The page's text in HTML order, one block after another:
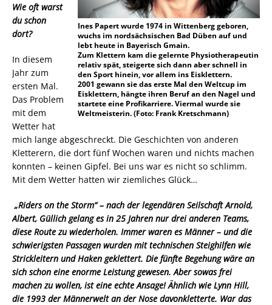
Ines Papert wurde 1974 in Wittenberg geboren,
wuchs im nordsächsischen Bad Düben auf und
lebt heute in Bayerisch Gmain.
Zum Klettern kam die gelernte Physiotherapeutin
relativ spät, steigerte sich dann aber schnell in
den Sport hinein, vor allem ins Eisklettern.
2001 gewann sie das erste Mal den Weltcup im
Eisklettern, hängte ihren Beruf an den Nagel und
startete eine Profikarriere. Viermal wurde sie
Weltmeisterin. (Foto: Frank Kretschmann)
Wie oft warst
du schon
dort?
In diesem
Jahr zum
ersten Mal.
Das Problem
mit dem
Wetter hat
mich lange abgeschreckt. Die Geschichten von anderen
Kletterern, die dort fünf Wochen waren und nichts machen
konnten – keinen Gipfel. Bei uns war es nicht so schlimm.
Mit dem Wetter hatten wir ziemliches Glück…
„Riders on the Storm“ – nach der legendären Seilschaft Arnold,
Albert, Güllich gelang es in 25 Jahren nur drei anderen Teams,
diese Route zu wiederholen. Immer waren es Männer – und die
schwierigsten Passagen wurden mit technischen Steighilfen wie
Strickleitern und Haken geklettert. Die fünfte Begehung wäre an
sich schon eine enorme Leistung gewesen. Aber sowas frei
machen zu wollen, ist eine echte Ansage! Ähnlich wie Lynn Hill,
die 1993 der Männerwelt an der Nose davonkletterte. War das